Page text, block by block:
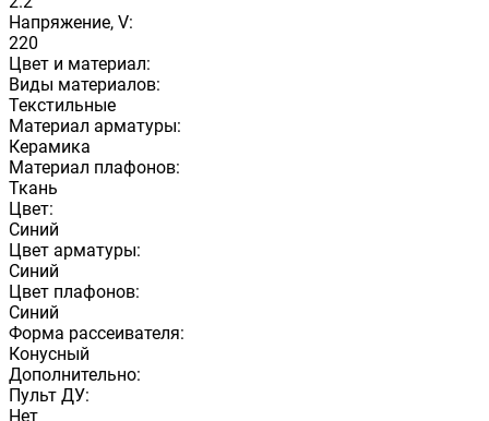
Напряжение, V:
220
Цвет и материал:
Виды материалов:
Текстильные
Материал арматуры:
Керамика
Материал плафонов:
Ткань
Цвет:
Синий
Цвет арматуры:
Синий
Цвет плафонов:
Синий
Форма рассеивателя:
Конусный
Дополнительно:
Пульт ДУ:
Нет